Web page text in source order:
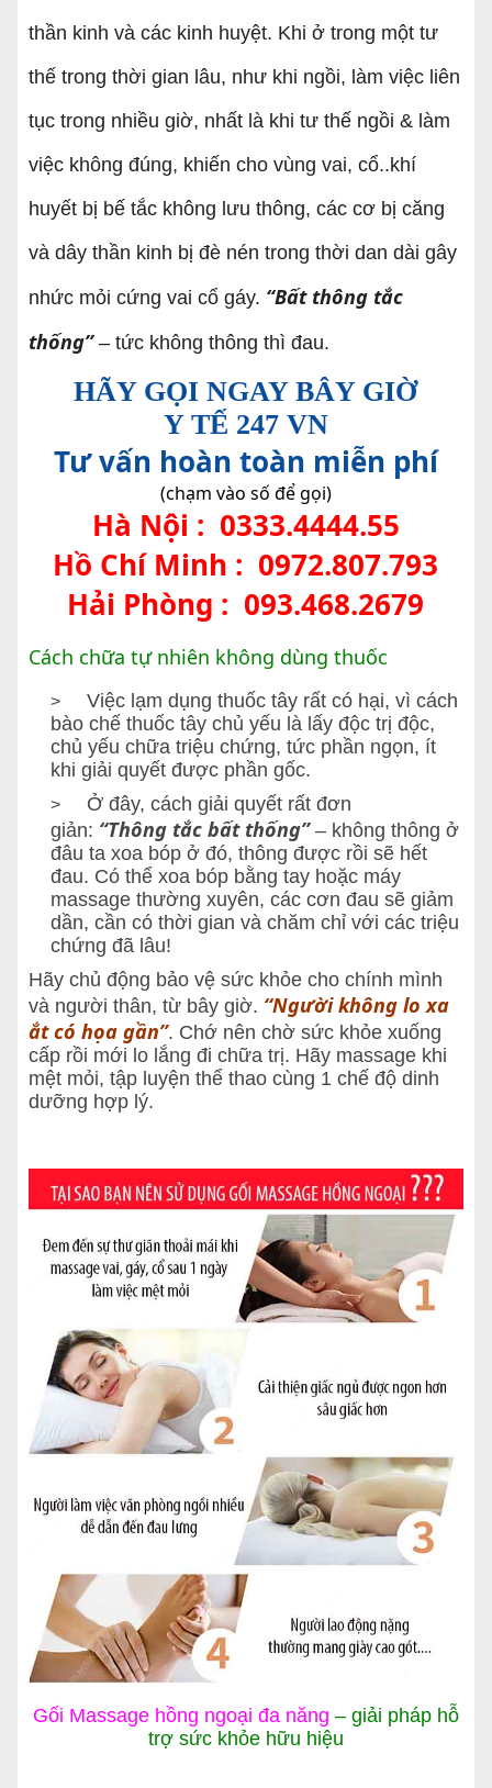
thần kinh và các kinh huyệt. Khi ở trong một tư
thế trong thời gian lâu, như khi ngồi, làm việc liên
tục trong nhiều giờ, nhất là khi tư thế ngồi & làm
việc không đúng, khiến cho vùng vai, cổ..khí
huyết bị bế tắc không lưu thông, các cơ bị căng
và dây thần kinh bị đè nén trong thời dan dài gây
nhức mỏi cứng vai cổ gáy. “Bất thông tắc
thống”– tức không thông thì đau.
HÃY GỌI NGAY BÂY GIỜ
Y TẾ 247 VN
Tư vấn hoàn toàn miễn phí
(chạm vào số để gọi)
Hà Nội : 0333.4444.55
Hồ Chí Minh : 0972.807.793
Hải Phòng : 093.468.2679
Cách chữa tự nhiên không dùng thuốc
> Việc lạm dụng thuốc tây rất có hại, vì cách
bào chế thuốc tây chủ yếu là lấy độc trị độc,
chủ yếu chữa triệu chứng, tức phần ngọn, ít
khi giải quyết được phần gốc.
> Ở đây, cách giải quyết rất đơn
giản: “Thông tắc bất thống”– không thông ở
đâu ta xoa bóp ở đó, thông được rồi sẽ hết
đau. Có thể xoa bóp bằng tay hoặc máy
massage thường xuyên, các cơn đau sẽ giảm
dần, cần có thời gian và chăm chỉ với các triệu
chứng đã lâu!
Hãy chủ động bảo vệ sức khỏe cho chính mình
và người thân, từ bây giờ. “Người không lo xa
ắt có họa gần”. Chớ nên chờ sức khỏe xuống
cấp rồi mới lo lắng đi chữa trị. Hãy massage khi
mệt mỏi, tập luyện thể thao cùng 1 chế độ dinh
dưỡng hợp lý.
Gối Massage hồng ngoại đa năng – giải pháp hỗ
trợ sức khỏe hữu hiệu